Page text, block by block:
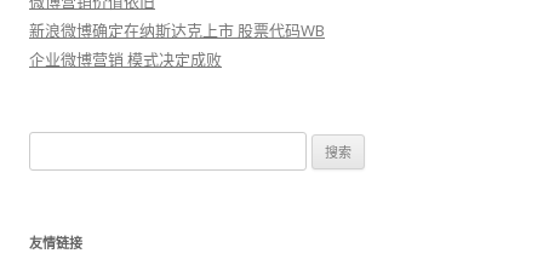
新浪微博确定在纳斯达克上市 股票代码WB
企业微博营销 模式决定成败
索：
友情链接